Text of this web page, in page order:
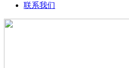
联系我们